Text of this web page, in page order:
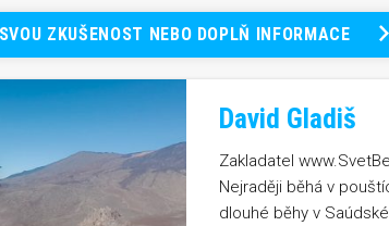
ZKUŠENOST NEBO DOPLŇ INFORMACE
David Gladiš
Zakladatel
Nejraději běhá v
dlouhé běhy v